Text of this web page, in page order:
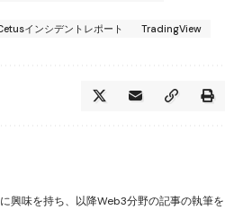
インシデントレポート TradingView
興味を持ち、以降Web3分野の記事の執筆を